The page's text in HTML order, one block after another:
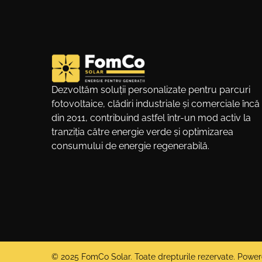
Dezvoltăm soluții personalizate pentru parcuri
fotovoltaice, clădiri industriale și comerciale încă
din 2011, contribuind astfel într-un mod activ la
tranziția către energie verde și optimizarea
consumului de energie regenerabilă.
© 2025 FomCo Solar. Toate drepturile rezervate.